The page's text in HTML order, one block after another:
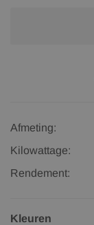
Afmeting:
Kilowattage:
Rendement:
Kleuren